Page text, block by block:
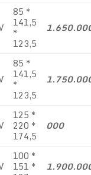
85 *
141,5
*
123,5
85 *
141,5
*
123,5
125 *
220 *
174,5
000
100 *
151 *